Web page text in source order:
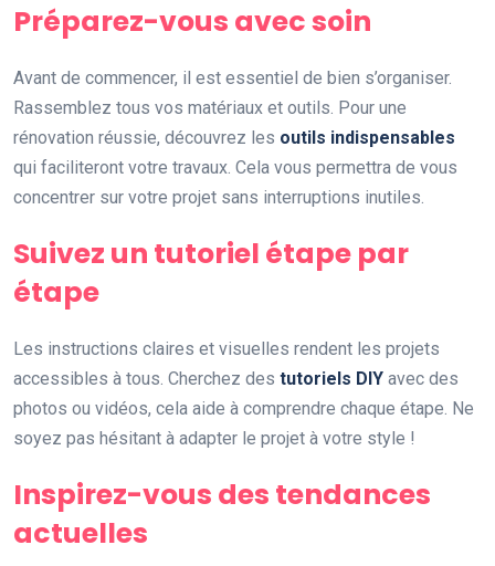
Préparez-vous avec soin
Avant de commencer, il est essentiel de bien s’organiser.
Rassemblez tous vos matériaux et outils. Pour une
rénovation réussie, découvrez les outils indispensables
qui faciliteront votre travaux. Cela vous permettra de vous
concentrer sur votre projet sans interruptions inutiles.
Suivez un tutoriel étape par
étape
Les instructions claires et visuelles rendent les projets
accessibles à tous. Cherchez des tutoriels DIY avec des
photos ou vidéos, cela aide à comprendre chaque étape. Ne
soyez pas hésitant à adapter le projet à votre style !
Inspirez-vous des tendances
actuelles